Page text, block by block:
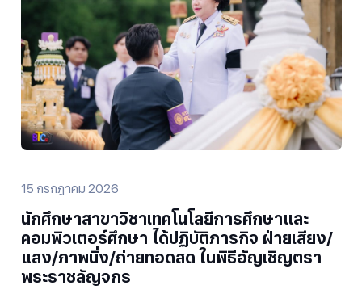
15 กรกฎาคม 2026
นักศึกษาสาขาวิชาเทคโนโลยีการศึกษาและ
คอมพิวเตอร์ศึกษา ได้ปฏิบัติภารกิจ ฝ่ายเสียง/
แสง/ภาพนิ่ง/ถ่ายทอดสด ในพิธีอัญเชิญตรา
พระราชลัญจกร